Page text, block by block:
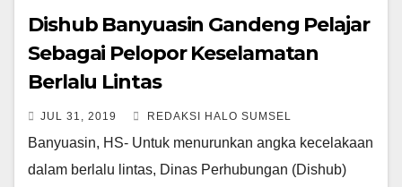
Dishub Banyuasin Gandeng Pelajar
Sebagai Pelopor Keselamatan
Berlalu Lintas
JUL 31, 2019 REDAKSI HALO SUMSEL
Banyuasin, HS- Untuk menurunkan angka kecelakaan
dalam berlalu lintas, Dinas Perhubungan (Dishub)